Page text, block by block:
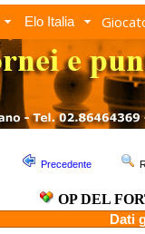
Elo Italia
Precedente
OP DEL
Dati